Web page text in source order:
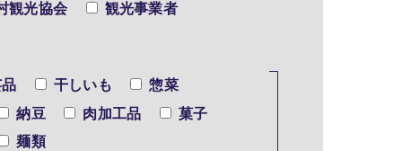
観光協会 観光事業者
干しいも
惣菜
納豆
肉加工品
菓子
麺類